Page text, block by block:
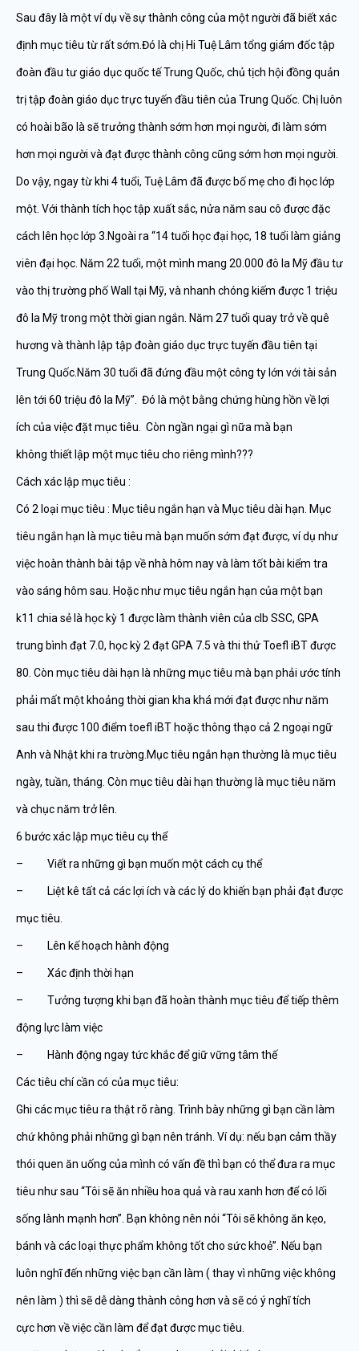
Sau đây là một ví dụ về sự thành công của một người đã biết xác
định mục tiêu từ rất sớm.Đó là chị Hi Tuệ Lâm tổng giám đốc tập
đoàn đầu tư giáo dục quốc tế Trung Quốc, chủ tịch hội đồng quản
trị tập đoàn giáo dục trực tuyến đầu tiên của Trung Quốc. Chị luôn
có hoài bão là sẽ trưởng thành sớm hơn mọi người, đi làm sớm
hơn mọi người và đạt được thành công cũng sớm hơn mọi người.
Do vậy, ngay từ khi 4 tuổi, Tuệ Lâm đã được bố mẹ cho đi học lớp
một. Với thành tích học tập xuất sắc, nửa năm sau cô được đặc
cách lên học lớp 3.Ngoài ra “14 tuổi học đại học, 18 tuổi làm giảng
viên đại học. Năm 22 tuổi, một mình mang 20.000 đô la Mỹ đầu tư
vào thị trường phố Wall tại Mỹ, và nhanh chóng kiếm được 1 triệu
đô la Mỹ trong một thời gian ngắn. Năm 27 tuổi quay trở về quê
hương và thành lập tập đoàn giáo dục trực tuyến đầu tiên tại
Trung Quốc.Năm 30 tuổi đã đứng đầu một công ty lớn với tài sản
lên tới 60 triệu đô la Mỹ”. Đó là một bằng chứng hùng hồn về lợi
ích của việc đặt mục tiêu. Còn ngần ngại gì nữa mà bạn
không thiết lập một mục tiêu cho riêng mình???
Cách xác lập mục tiêu :
Có 2 loại mục tiêu : Mục tiêu ngắn hạn và Mục tiêu dài hạn. Mục
tiêu ngắn hạn là mục tiêu mà bạn muốn sớm đạt được, ví dụ như
việc hoàn thành bài tập về nhà hôm nay và làm tốt bài kiểm tra
vào sáng hôm sau. Hoặc như mục tiêu ngắn hạn của một bạn
k11 chia sẻ là học kỳ 1 được làm thành viên của clb SSC, GPA
trung bình đạt 7.0, học kỳ 2 đạt GPA 7.5 và thi thử Toefl iBT được
80. Còn mục tiêu dài hạn là những mục tiêu mà bạn phải ước tính
phải mất một khoảng thời gian kha khá mới đạt được như năm
sau thi được 100 điểm toefl iBT hoặc thông thạo cả 2 ngoại ngữ
Anh và Nhật khi ra trường.Mục tiêu ngắn hạn thường là mục tiêu
ngày, tuần, tháng. Còn mục tiêu dài hạn thường là mục tiêu năm
và chục năm trở lên.
6 bước xác lập mục tiêu cụ thể
– Viết ra những gì bạn muốn một cách cụ thể
– Liệt kê tất cả các lợi ích và các lý do khiến bạn phải đạt được
mục tiêu.
– Lên kế hoạch hành động
– Xác định thời hạn
– Tưởng tượng khi bạn đã hoàn thành mục tiêu để tiếp thêm
động lực làm việc
– Hành động ngay tức khắc để giữ vững tâm thế
Các tiêu chí cần có của mục tiêu:
Ghi các mục tiêu ra thật rõ ràng. Trình bày những gì bạn cần làm
chứ không phải những gì bạn nên tránh. Ví dụ: nếu bạn cảm thầy
thói quen ăn uống của mình có vấn đề thì bạn có thể đưa ra mục
tiêu như sau “Tôi sẽ ăn nhiều hoa quả và rau xanh hơn để có lối
sống lành mạnh hơn”. Bạn không nên nói “Tôi sẽ không ăn kẹo,
bánh và các loại thực phẩm không tốt cho sức khoẻ”. Nếu bạn
luôn nghĩ đến những việc bạn cần làm ( thay vì những việc không
nên làm ) thì sẽ dễ dàng thành công hơn và sẽ có ý nghĩ tích
cực hơn về việc cần làm để đạt được mục tiêu.